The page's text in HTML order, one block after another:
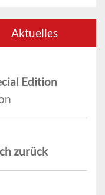
Aktuelles
Edition
zurück